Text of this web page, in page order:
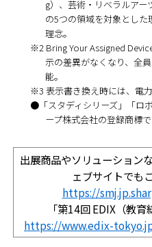
g）、芸術・リベラルアー
の5つの領域を対象とし
理念。
※2 Bring Your Assigned
示の差異がなくなり、全
能。
※3 表示書き換え時には、電力
●「スタディシリーズ」「ロ
ープ株式会社の登録商標で
出展商品やソリューション
ェブサイトでも
https://
「第14回 EDIX（教
https://www.edix-